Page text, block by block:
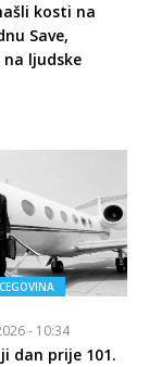
kosti na
Save,
na ljudske
- 10:34
dan prije 101.